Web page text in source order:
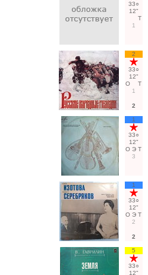
33○
12"
Т
1
2
33○
12"
О
Т
1
2
1
33○
12"
О Э Т
3
1
33○
12"
О Э Т
2
2
5
33○
12"